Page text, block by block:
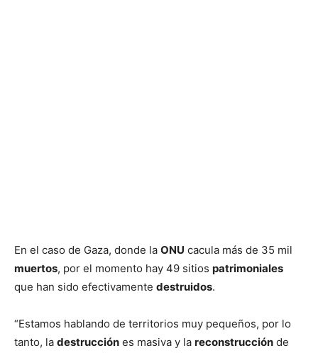
En el caso de Gaza, donde la ONU cacula más de 35 mil
muertos, por el momento hay 49 sitios patrimoniales
que han sido efectivamente destruidos.
“Estamos hablando de territorios muy pequeños, por lo
tanto, la destrucción es masiva y la reconstrucción de